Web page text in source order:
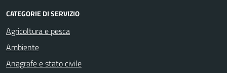
CATEGORIE DI SERVIZIO
Agricoltura e pesca
Ambiente
Anagrafe e stato civile